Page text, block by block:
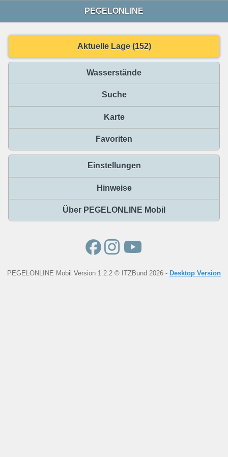
PEGELONLINE
Aktuelle Lage (152)
Wasserstände
Suche
Karte
Favoriten
Einstellungen
Hinweise
Über PEGELONLINE Mobil
PEGELONLINE Mobil Version 1.2.2 © ITZBund 2026 - Desktop Version